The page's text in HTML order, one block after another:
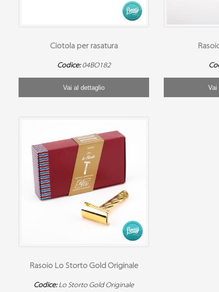
Ciotola per rasatura
Codice: 04BO182
Vai al dettaglio Vai
Rasoio Lo Storto Gold Originale
Codice: Lo Storto Gold Originale